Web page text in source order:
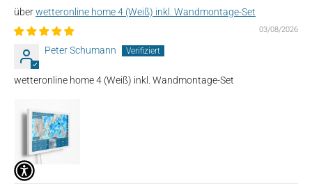
wetteronline home 4 (Weiß) inkl. Wandmontage-Set
03/08/2026
Peter Schumann
wetteronline home 4 (Weiß) inkl. Wandmontage-Set